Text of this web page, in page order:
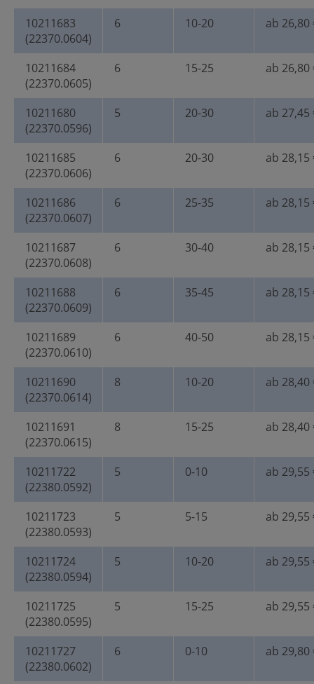
10211683
(22370.0604)
6 10-20 ab 26,80
10211684
(22370.0605)
6 15-25 ab 26,80
10211680
(22370.0596)
5 20-30 ab 27,45
10211685
(22370.0606)
6 20-30 ab 28,15
10211686
(22370.0607)
6 25-35 ab 28,15
10211687
(22370.0608)
6 30-40 ab 28,15
10211688
(22370.0609)
6 35-45 ab 28,15
10211689
(22370.0610)
6 40-50 ab 28,15
10211690
(22370.0614)
8 10-20 ab 28,40
10211691
(22370.0615)
8 15-25 ab 28,40
10211722
(22380.0592)
5 0-10 ab 29,55
10211723
(22380.0593)
5 5-15 ab 29,55
10211724
(22380.0594)
5 10-20 ab 29,55
10211725
(22380.0595)
5 15-25 ab 29,55
10211727
(22380.0602)
6 0-10 ab 29,80